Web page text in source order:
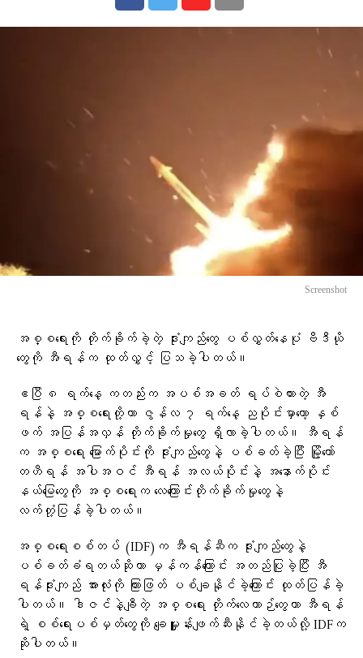
Screenshot
အစ္စရေးကို တိုက်ခိုက်ခဲ့တဲ့ ဒုံးကျည်တွေ ပစ်လွှတ်နေပုံ ဗီဒီယို
တွေကို အီရန်က ထုတ်လွှင့် ပြသခဲ့ပါတယ်။
ဧပြီ ၈ ရက်နေ့ ကတည်းက အပစ်အခတ် ရပ်စဲထားတဲ့ အီ
ရန်နဲ့ အစ္စရေးတို့ဟာ ဇွန်လ ၇ ရက်နေ့ ညပိုင်းမှာတော့ နှစ်
ဖက် အပြန်အလှန် တိုက်ခိုက်မှုတွေ ရှိလာခဲ့ပါတယ်။ အီရန်
က အစ္စရေး မြောက်ပိုင်းကို ဒုံးကျည်တွေနဲ့ ပစ်ခတ်ခဲ့ပြီး မြို့တော်
တဟီရန် အပါအဝင် အီရန် အလယ်ပိုင်းနဲ့ အနောက်ပိုင်း
နယ်မြေတွေကို အစ္စရေးက လေကြောင်းတိုက်ခိုက်မှုတွေနဲ့
လက်တုံ့ပြန်ခဲ့ပါတယ်။
အစ္စရေးစစ်တပ် (IDF)က အီရန်ဆီက ဒုံးကျည်တွေနဲ့
ပစ်ခတ်ခံရတယ်ဆိုတာ မှန်ကန်ကြောင်း အတည်ပြုခဲ့ပြီး အီ
ရန်ဒုံးကျည် အားလုံးကို ကြားဖြတ် ပစ်ချနိုင်ခဲ့ကြောင်း ထုတ်ပြန်ခဲ့
ပါတယ်။ ဒါဇင်နဲ့ချီတဲ့ အစ္စရေး တိုက်လေယာဉ်တွေဟာ အီရန်
ရဲ့ စစ်ရေးပစ်မှတ်တွေကို ချေမှုူန်းဖျက်ဆီးနိုင်ခဲ့တယ်လို့ IDFက
ဆိုပါတယ်။